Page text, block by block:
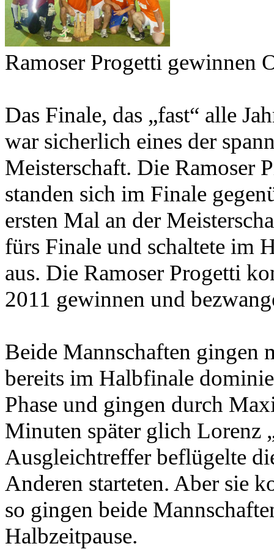
Ramoser Progetti gewinnen
Das Finale, das „fast“ alle
war sicherlich eines der
Meisterschaft. Die Ramoser
standen sich im Finale
ersten Mal an der
fürs Finale und schaltete im
aus. Die Ramoser Progetti
2011 gewinnen und
Beide Mannschaften gingen
bereits im Halbfinale
Phase und gingen durch
Minuten später glich Lorenz
Ausgleichtreffer beflügelte
Anderen starteten. Aber sie
so gingen beide
Halbzeitpause.